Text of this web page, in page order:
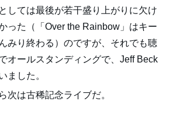
しては最後が若干盛り上がりに欠け
った（「Over the Rainbow」はキー
みり終わる）のですが、それでも聴
オールスタンディングで、Jeff Beck
ました。
次は古稀記念ライブだ。